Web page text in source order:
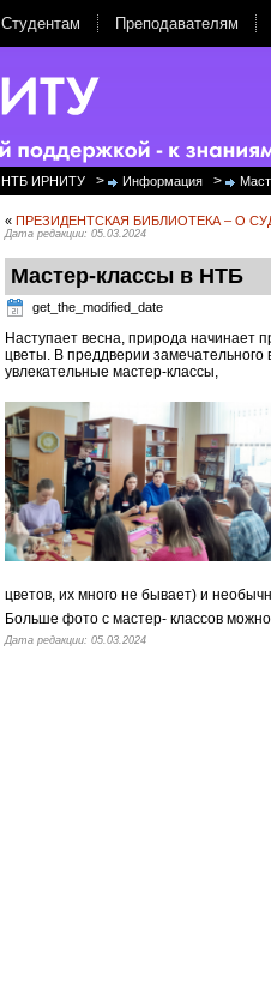
Студентам Преподавателям
НТБ ИРНИТУ > Информация >
« ПРЕЗИДЕНТСКАЯ БИБЛИОТЕКА – О
Дата редакции: 05.03.2024
Мастер-классы в НТБ
get_the_modified_date
Наступает весна, природа начинает
цветы. В преддверии замечательного
увлекательные мастер-классы,
цветов, их много не бывает) и
Больше фото с мастер- классов можно
Дата редакции: 05.03.2024